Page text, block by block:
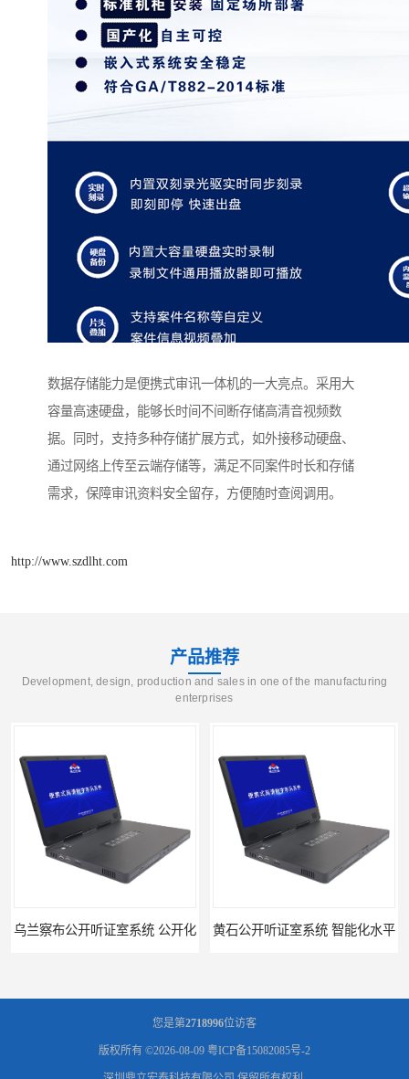
数据存储能力是便携式审讯一体机的一大亮点。采用大
容量高速硬盘，能够长时间不间断存储高清音视频数
据。同时，支持多种存储扩展方式，如外接移动硬盘、
通过网络上传至云端存储等，满足不同案件时长和存储
需求，保障审讯资料安全留存，方便随时查阅调用。​
http://www.szdlht.com
产品推荐
Development, design, production and sales in one of the manufacturing
enterprises
乌兰察布公开听证室系统 公开化 黄石公开听证室系统 智能化水平
您是第2718996位访客
版权所有 ©2026-08-09 粤ICP备15082085号-2